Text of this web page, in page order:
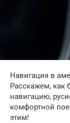
Навигация в
Расскажем, как
навигацию,
комфортной
этим!